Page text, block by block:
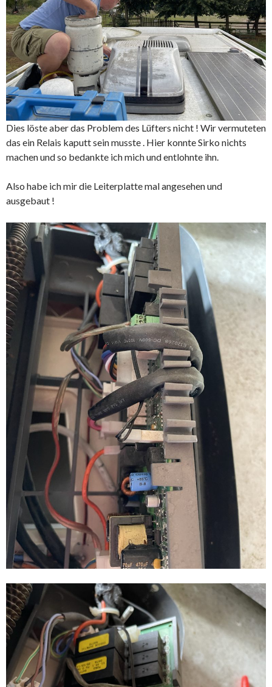
Dies löste aber das Problem des Lüfters nicht ! Wir vermuteten
das ein Relais kaputt sein musste . Hier konnte Sirko nichts
machen und so bedankte ich mich und entlohnte ihn.
Also habe ich mir die Leiterplatte mal angesehen und
ausgebaut !